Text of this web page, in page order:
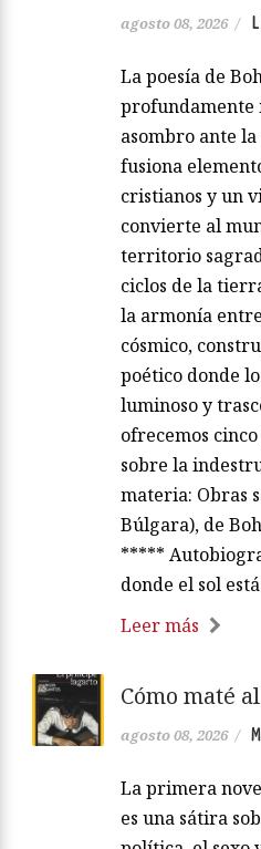
agosto 08, 2026 /
La poesía de
profundamente
asombro ante
fusiona
cristianos y un
convierte al
territorio
ciclos de la
la armonía
cósmico,
poético donde
luminoso y
ofrecemos
sobre la
materia: Obras
Búlgara), de
*****
donde el sol
Leer más
Cómo maté
agosto 08, 2026 /
La primera
es una sátira